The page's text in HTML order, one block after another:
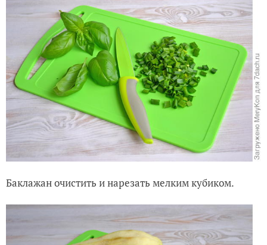
Баклажан очистить и нарезать мелким кубиком.